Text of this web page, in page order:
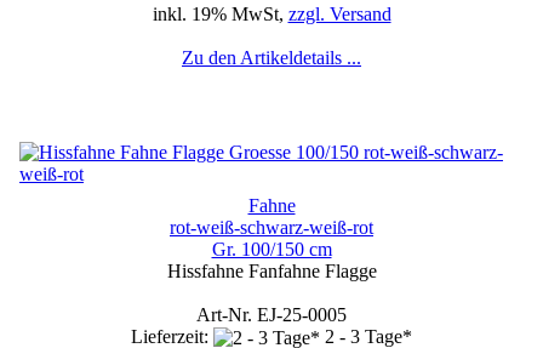
inkl. 19% MwSt, zzgl. Versand
Zu den Artikeldetails ...
Fahne
rot-weiß-schwarz-weiß-rot
Gr. 100/150 cm
Hissfahne Fanfahne Flagge
Art-Nr. EJ-25-0005
Lieferzeit:
2 - 3 Tage*